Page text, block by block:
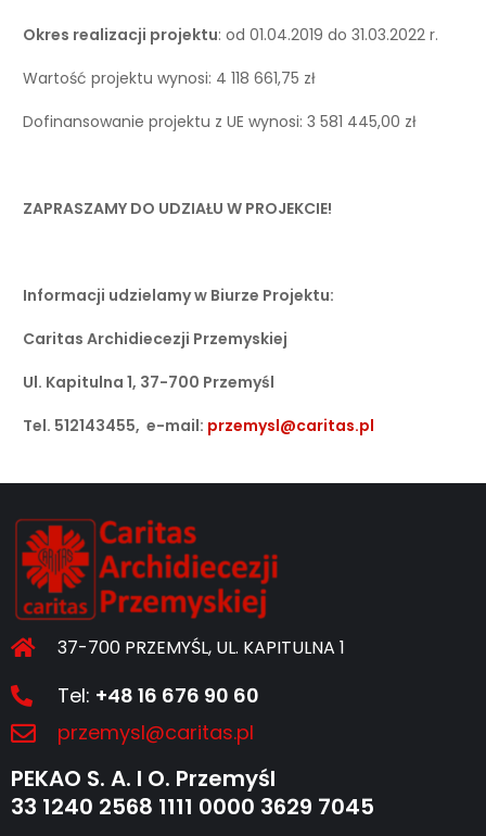
Okres realizacji projektu: od 01.04.2019 do 31.03.2022 r.
Wartość projektu wynosi: 4 118 661,75 zł
Dofinansowanie projektu z UE wynosi: 3 581 445,00 zł
ZAPRASZAMY DO UDZIAŁU W PROJEKCIE!
Informacji udzielamy w Biurze Projektu:
Caritas Archidiecezji Przemyskiej
Ul. Kapitulna 1, 37-700 Przemyśl
Tel. 512143455, e-mail: przemysl@caritas.pl
37-700 PRZEMYŚL, UL. KAPITULNA 1
Tel: +48 16 676 90 60
przemysl@caritas.pl
PEKAO S. A. I O. Przemyśl
33 1240 2568 1111 0000 3629 7045